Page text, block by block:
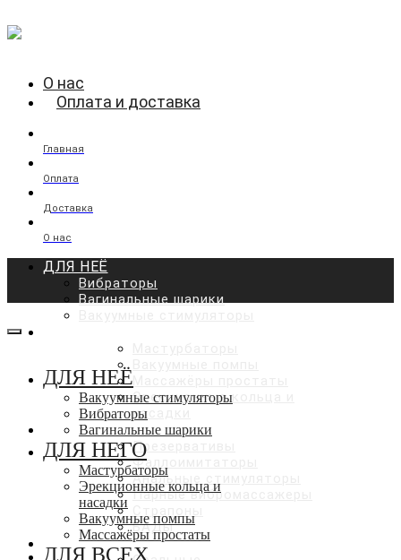
О нас
Оплата и доставка
Главная
Оплата
Доставка
О нас
ДЛЯ НЕЁ
Вибраторы
Вагинальные шарики
Эрекционные кольца и
насадки
ДЛЯ ВСЕХ
Презервативы
Фаллоимитаторы
Анальные стимуляторы
Парные вибромассажеры
БАДы
ЛУБРИКАНТЫ
ДЛЯ НЕЁ
Вакуумные стимуляторы
Вибраторы
Вагинальные шарики
ДЛЯ НЕГО
Мастурбаторы
Эрекционные кольца и
насадки
Вакуумные помпы
Массажёры простаты
ДЛЯ ВСЕХ